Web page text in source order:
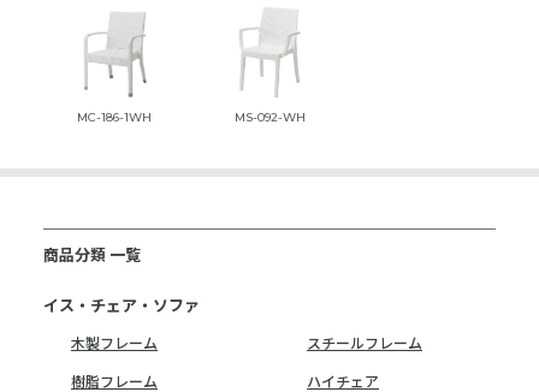
MC-186-1WH MS-092-WH
商品分類 一覧
イス・チェア・ソファ
木製フレーム
スチールフレーム
樹脂フレーム
ハイチェア